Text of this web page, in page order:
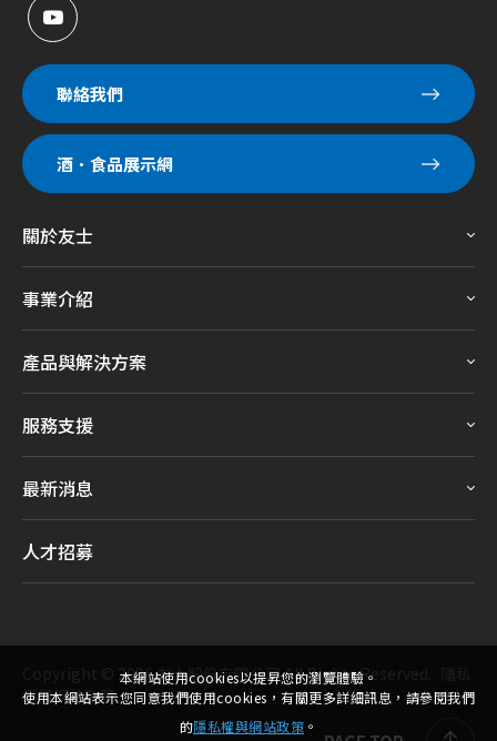
聯絡我們
酒．食品展示網
關於友士
事業介紹
產品與解決方案
服務支援
最新消息
人才招募
2026友士股份有限公司 All Rights Reserved.
權與網站政策
本網站使用cookies以提昇您的瀏覽體驗。
使用本網站表示您同意我們使用cookies，有關更多詳細訊息，請參閱我們
的隱私權與網站政策 。